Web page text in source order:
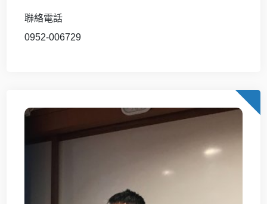
聯絡電話
0952-006729